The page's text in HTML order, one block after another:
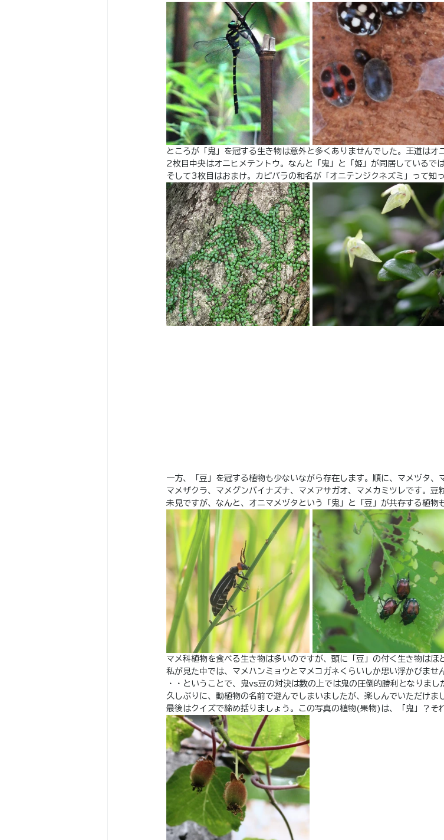
ところが「鬼」を冠する生き物は意外と多くありませんでした。王道はオ
2枚目中央はオニヒメテントウ。なんと「鬼」と「姫」が同居しているで
そして3枚目はおまけ。カピバラの和名が「オニテンジクネズミ」って知
一方、「豆」を冠する植物も少ないながら存在します。順に、マメヅタ、
マメザクラ、マメグンバイナズナ、マメアサガオ、マメカミツレです。豆
未見ですが、なんと、オニマメヅタという「鬼」と「豆」が共存する植物
マメ科植物を食べる生き物は多いのですが、頭に「豆」の付く生き物はほ
私が見た中では、マメハンミョウとマメコガネくらいしか思い浮かびませ
・・ということで、鬼vs豆の対決は数の上では鬼の圧倒的勝利となりまし
久しぶりに、動植物の名前で遊んでしまいましたが、楽しんでいただけま
最後はクイズで締め括りましょう。この写真の植物(果物)は、「鬼」？そ